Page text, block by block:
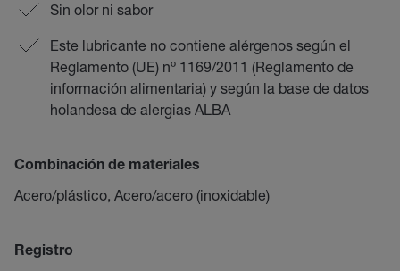
Sin olor ni sabor
Este lubricante no contiene alérgenos según el
Reglamento (UE) nº 1169/2011 (Reglamento de
información alimentaria) y según la base de datos
holandesa de alergias ALBA
Combinación de materiales
Acero/plástico, Acero/acero (inoxidable)
Registro